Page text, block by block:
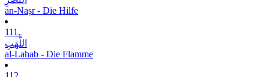
an-Naṣr - Die Hilfe
111.
اللَّھَبِ
al-Lahab - Die Flamme